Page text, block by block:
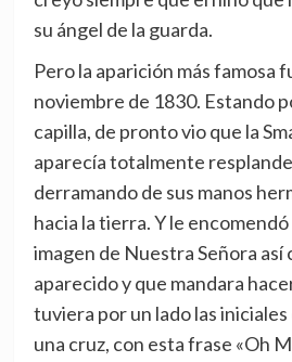
su ángel de la guarda.
Pero la aparición más famosa
noviembre de 1830. Estando
capilla, de pronto vio que la
aparecía totalmente
derramando de sus manos
hacia la tierra. Y le
imagen de Nuestra Señora así
aparecido y que mandara
tuviera por un lado las
una cruz, con esta frase «Oh